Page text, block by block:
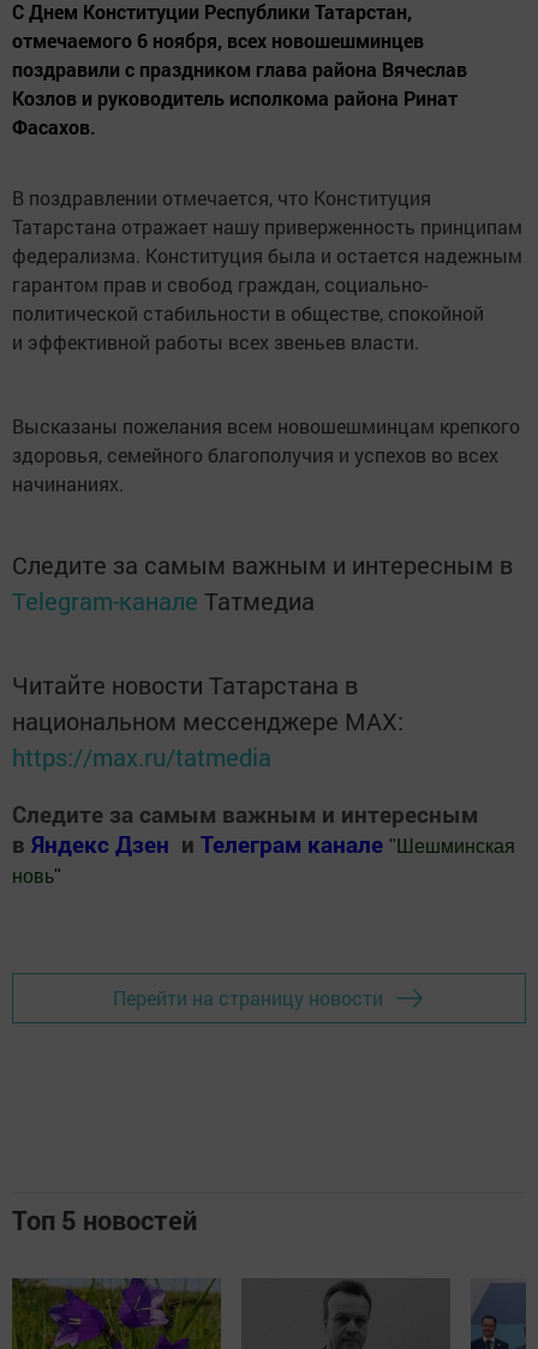
C Днем Конституции Республики Татарстан,
отмечаемого 6 ноября, всех новошешминцев
поздравили с праздником глава района Вячеслав
Козлов и руководитель исполкома района Ринат
Фасахов.
В поздравлении отмечается, что Конституция
Татарстана отражает нашу приверженность принципам
федерализма. Конституция была и остается надежным
гарантом прав и свобод граждан, социально-
политической стабильности в обществе, спокойной
и эффективной работы всех звеньев власти.
Высказаны пожелания всем новошешминцам крепкого
здоровья, семейного благополучия и успехов во всех
начинаниях.
Следите за самым важным и интересным в
Telegram-канале Татмедиа
Читайте новости Татарстана в
национальном мессенджере MАХ:
https://max.ru/tatmedia
Следите за самым важным и интересным
в Яндекс Дзен и Телеграм канале " Шешминская
новь"
Перейти на страницу новости
Топ 5 новостей